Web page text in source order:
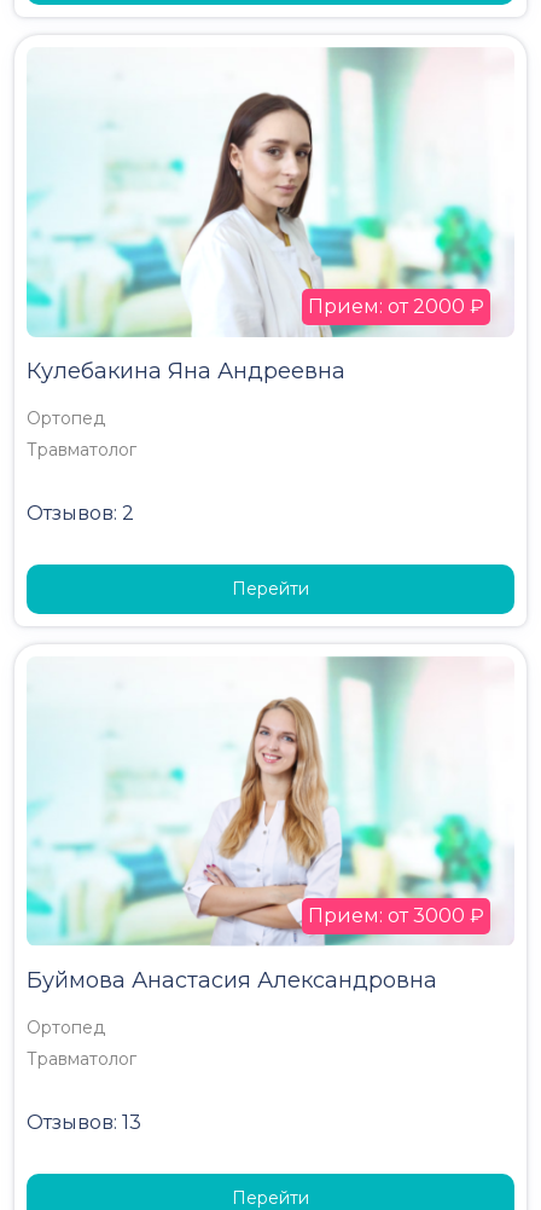
Кулебакина Яна Андреевна
Ортопед
Травматолог
Отзывов: 2
Прием: от 2000 ₽
Перейти
Буймова Анастасия Александровна
Ортопед
Травматолог
Отзывов: 13
Прием: от 3000 ₽
Перейти